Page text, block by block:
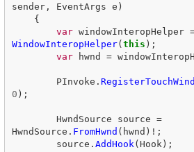
sender, EventArgs e )
{
var windowInteropHelper
WindowInteropHelper( this );
var
hwnd =
PInvoke .
0 );
HwndSource source =
HwndSource . FromHwnd ( hwnd )!;
source . AddHook ( Hook );